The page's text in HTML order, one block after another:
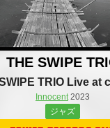
THE SWIPE
TRIO Live at
Innocent 2023
ジャズ